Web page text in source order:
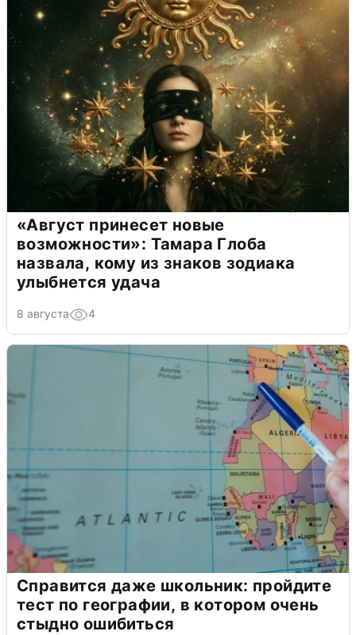
«Август принесет новые
возможности»: Тамара Глоба
назвала, кому из знаков зодиака
улыбнется удача
8 августа 4
Справится даже школьник: пройдите
тест по географии, в котором очень
стыдно ошибиться